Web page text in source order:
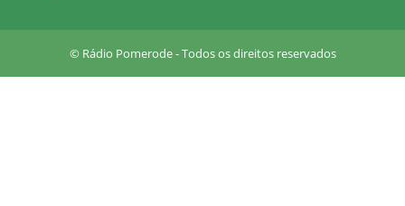
a
© Rádio Pomerode - Todos os direitos reservados